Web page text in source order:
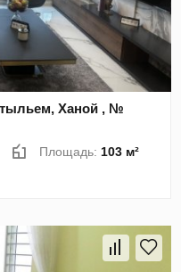
Ханой , №
Площадь:103 м²